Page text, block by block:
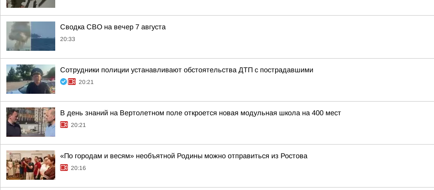
Сводка СВО на вечер 7 августа
20:33
Сотрудники полиции устанавливают обстоятельства ДТП с пострадавшими
20:21
В день знаний на Вертолетном поле откроется новая модульная школа на 400 мест
20:21
«По городам и весям» необъятной Родины можно отправиться из Ростова
20:16